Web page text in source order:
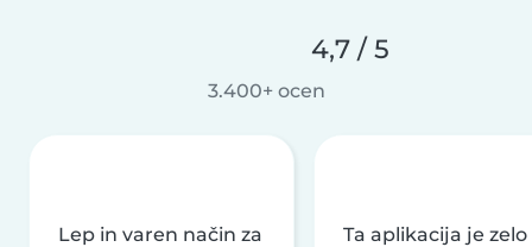
4,7 / 5
3.400+ ocen
Lep in varen način za
Ta aplikacija je zelo